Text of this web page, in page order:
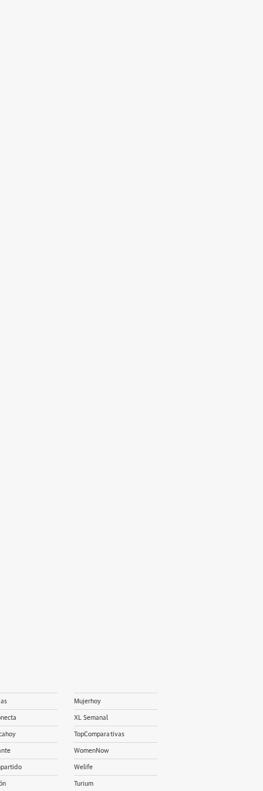
Mujerhoy
XL Semanal
TopComparativas
WomenNow
Welife
Turium